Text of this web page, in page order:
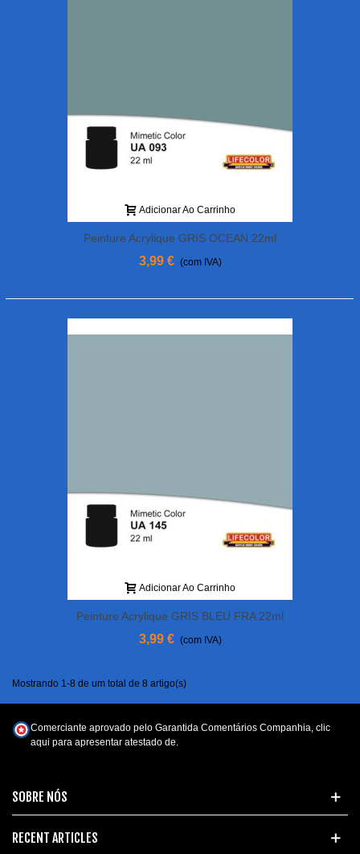
Adicionar Ao Carrinho
Peinture Acrylique GRIS OCEAN 22ml
3,99 € (com IVA)
Adicionar Ao Carrinho
Peinture Acrylique GRIS BLEU FRA 22ml
3,99 € (com IVA)
Mostrando 1-8 de um total de 8 artigo(s)
SOBRE NÓS
RECENT ARTICLES
Comerciante aprovado pelo Garantida Comentários Companhia, clic
aqui para apresentar atestado de.